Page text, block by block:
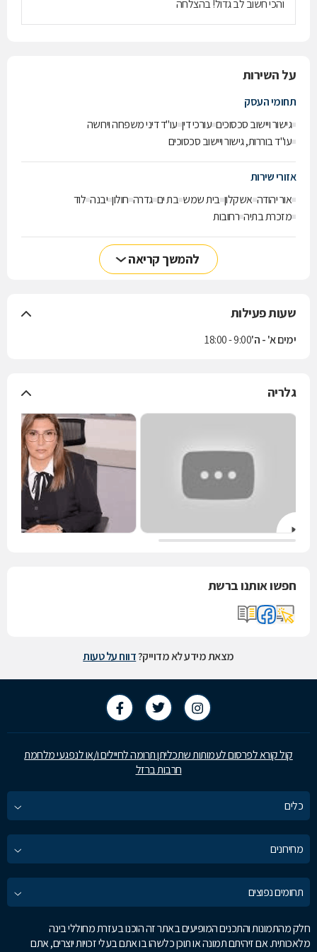
והכי חשוב לב גדול! בהצלחה
על השירות
תחומי העסק
גישור ויישוב סכסוכים עורכי דין עו"ד דיני משפחה וירושה
עו"ד בוררות, גישור ויישוב סכסוכים
אזורי שירות
אור יהודה אשקלון בית שמש בת ים גדרה חולון יבנה לוד
מזכרת בתיה רחובות
להמשך קריאה
שעות פעילות
ימים א' - ה'9:00 - 18:00
גלריה
חפשו אותנו ברשת
מצאת מידע לא מדוייק?דווח על טעות
קול קורא לפרסום לעמותות שתכליתן תרומה לחיילים ו/או לנפגעי מלחמת
חרבות ברזל
כלים
מחירונים
תחומים נפוצים
חלק מהתמונות והתכנים המופיעים באתר זה הוכנו בעזרת מחוללי בינה
מלאכותית. אם זיהיתם תמונה או תוכן כלשהו בו אתם בעלי זכויות יוצרים, אתם